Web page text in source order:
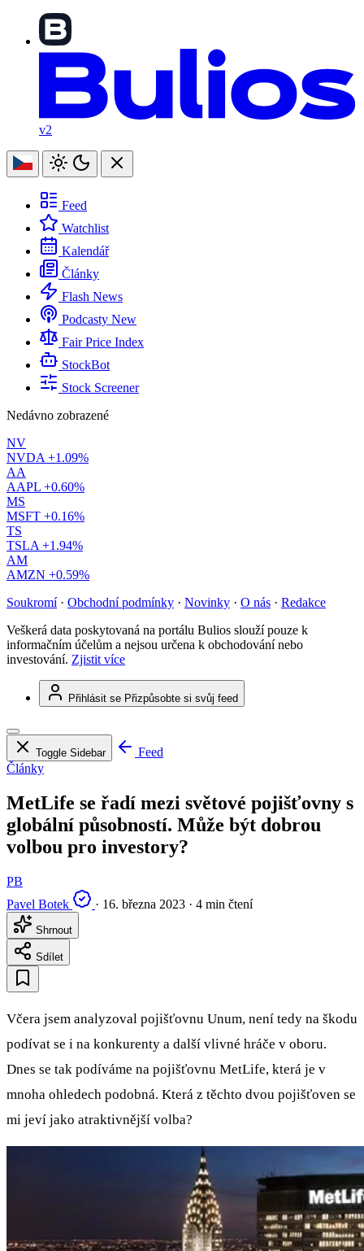
v2
Feed
Watchlist
Kalendář
Články
Flash News
Podcasty New
Fair Price Index
StockBot
Stock Screener
Nedávno zobrazené
NV
NVDA +1.09%
AA
AAPL +0.60%
MS
MSFT +0.16%
TS
TSLA +1.94%
AM
AMZN +0.59%
Soukromí · Obchodní podmínky · Novinky · O nás · Redakce
Veškerá data poskytovaná na portálu Bulios slouží pouze k
informačním účelům a nejsou určena k obchodování nebo
investování. Zjistit více
Přihlásit se Přizpůsobte si svůj feed
Toggle Sidebar
Feed
Články
MetLife se řadí mezi světové pojišťovny s
globální působností. Může být dobrou
volbou pro investory?
PB
Pavel Botek
· 16. března 2023 · 4 min čtení
Shrnout
Sdílet
Včera jsem analyzoval pojišťovnu Unum, není tedy na škodu
podívat se i na konkurenty a další vlivné hráče v oboru.
Dnes se tak podíváme na pojišťovnu MetLife, která je v
mnoha ohledech podobná. Která z těchto dvou pojišťoven se
mi jeví jako atraktivnější volba?